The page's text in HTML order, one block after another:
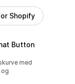
Shopify
Button
med